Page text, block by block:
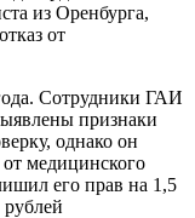
из Оренбурга,
от
Сотрудники ГАИ
признаки
однако он
от медицинского
его прав на 1,5